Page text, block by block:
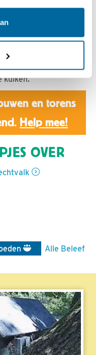
kuiken.
en torens
Help mee!
OVER
Alle Beleef